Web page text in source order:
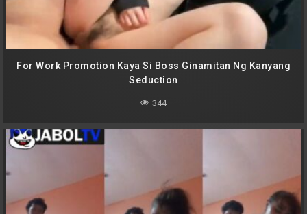
For Work Promotion Kaya Si Boss Ginamitan Ng Kanyang
Seduction
344